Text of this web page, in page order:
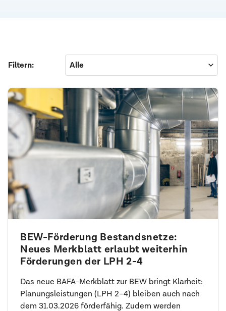
Filtern:
BEW-Förderung Bestandsnetze:
Neues Merkblatt erlaubt weiterhin
Förderungen der LPH 2-4
Das neue BAFA-Merkblatt zur BEW bringt Klarheit:
Planungsleistungen (LPH 2–4) bleiben auch nach
dem 31.03.2026 förderfähig. Zudem werden